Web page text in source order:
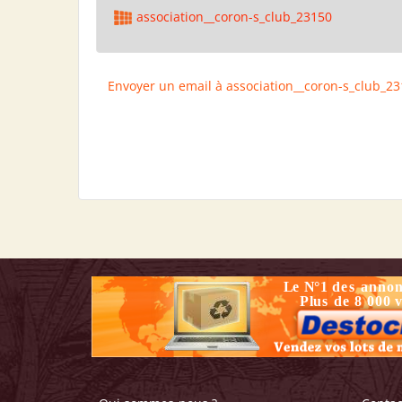
association__coron-s_club_23150
Envoyer un email à association__coron-